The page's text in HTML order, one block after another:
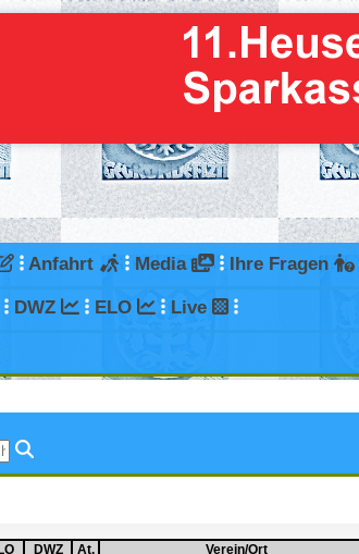
Anfahrt Media Ihre Fragen
DWZ ELO Live
nach
aufsteigend nach
aufsteigend nach
DWZ
Sortiere aufsteigend nach
DWZ At.
Sortiere aufsteigend nach
At. Sortiere aufsteigend nach
Verein/Ort